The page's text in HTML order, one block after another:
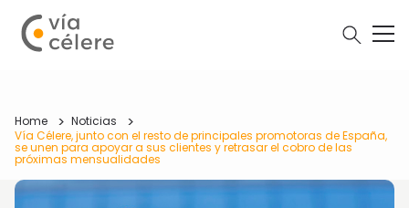
Home
Noticias
Vía Célere, junto con el resto de principales promotoras de España,
se unen para apoyar a sus clientes y retrasar el cobro de las
próximas mensualidades